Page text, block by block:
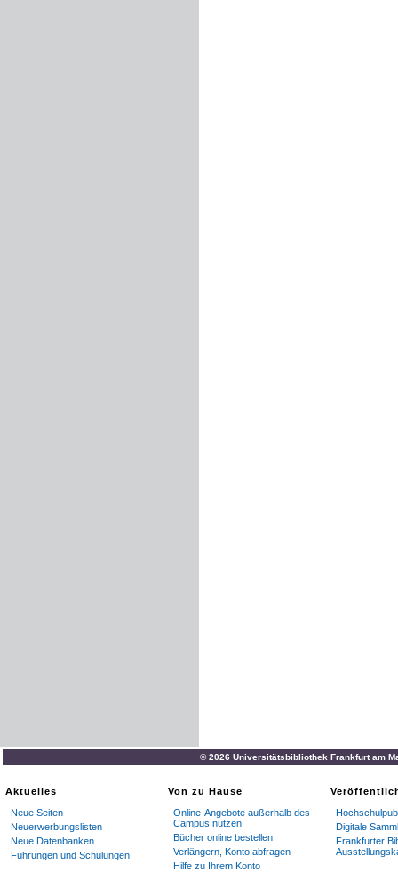
© 2026 Universitätsbibliothek Frankfurt am
Aktuelles
Neue Seiten
Neuerwerbungslisten
Neue Datenbanken
Führungen und Schulungen
Von zu Hause
Online-Angebote außerhalb des
Campus nutzen
Bücher online bestellen
Verlängern, Konto abfragen
Hilfe zu Ihrem Konto
Digitale
Frankfurter